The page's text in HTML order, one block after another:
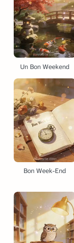
Un Bon Weekend
Bon Week-End